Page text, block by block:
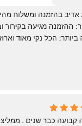
michal gottfried
4 months ago